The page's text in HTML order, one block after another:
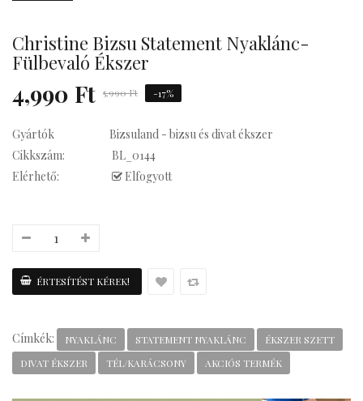
Christine Bizsu Statement Nyaklánc-
Fülbevaló Ékszer
4,990 Ft 5,990 Ft -17%
Gyártók
Bizsuland - bizsu és divat ékszer
Cikkszám:
BL_0144
Elérhető:
Elfogyott
Címkék: NYAKLÁNC STATEMENT NYAKLÁNC
ÉKSZER SZETT
DIVAT ÉKSZER
TÉL/KARÁCSONY AKCIÓS TERMÉK